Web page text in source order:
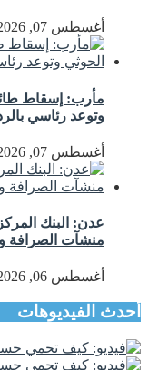
أغسطس 07, 2026
مأرب: إسقاط
وتوعد رئاسي
أغسطس 07, 2026
عدن: البنك
منشآت الصرافة
أغسطس 06, 2026
أحدث الفيديوهات